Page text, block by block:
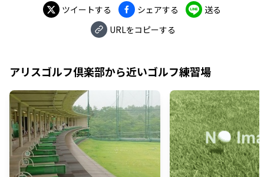
ツイートする シェアする
送る
URLをコピーする
アリスゴルフ倶楽部から近いゴルフ練習場